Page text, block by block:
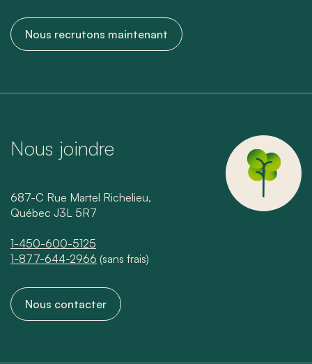
Nous recrutons maintenant
Nous joindre
687-C Rue Martel Richelieu,
Québec J3L 5R7
1-450-600-5125
1-877-644-2966 (sans frais)
Nous contacter